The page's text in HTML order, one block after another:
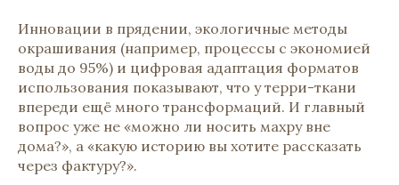
Инновации в прядении, экологичные методы
окрашивания (например, процессы с экономией
воды до 95%) и цифровая адаптация форматов
использования показывают, что у терри-ткани
впереди ещё много трансформаций. И главный
вопрос уже не «можно ли носить махру вне
дома?», а «какую историю вы хотите рассказать
через фактуру?».